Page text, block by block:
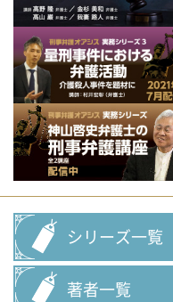
シリーズ一覧
著者一覧